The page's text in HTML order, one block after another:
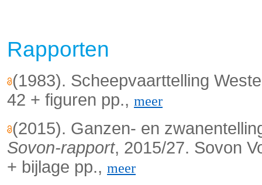
Rapporten
(1983). Scheepvaarttelling
42 + figuren pp., meer
(2015). Ganzen- en
Sovon-rapport, 2015/27. Sovon
+ bijlage pp., meer